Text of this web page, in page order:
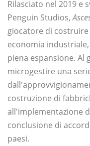
Rilasciato nel 2019 e
Penguin Studios,
giocatore di
economia
piena espansione. Al
microgestire una
costruzione di
all'implementazione
conclusione di
paesi.